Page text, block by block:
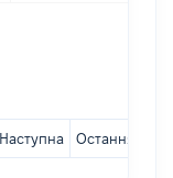
Наступна Остання